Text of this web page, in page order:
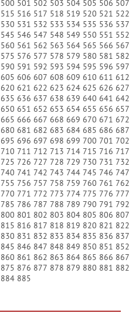
500 501 502 503 504 505 506 507
515 516 517 518 519 520 521 522
530 531 532 533 534 535 536 537
545 546 547 548 549 550 551 552
560 561 562 563 564 565 566 567
575 576 577 578 579 580 581 582
590 591 592 593 594 595 596 597
605 606 607 608 609 610 611 612
620 621 622 623 624 625 626 627
635 636 637 638 639 640 641 642
650 651 652 653 654 655 656 657
665 666 667 668 669 670 671 672
680 681 682 683 684 685 686 687
695 696 697 698 699 700 701 702
710 711 712 713 714 715 716 717
725 726 727 728 729 730 731 732
740 741 742 743 744 745 746 747
755 756 757 758 759 760 761 762
770 771 772 773 774 775 776 777
785 786 787 788 789 790 791 792
800 801 802 803 804 805 806 807
815 816 817 818 819 820 821 822
830 831 832 833 834 835 836 837
845 846 847 848 849 850 851 852
860 861 862 863 864 865 866 867
875 876 877 878 879 880 881 882
884 885